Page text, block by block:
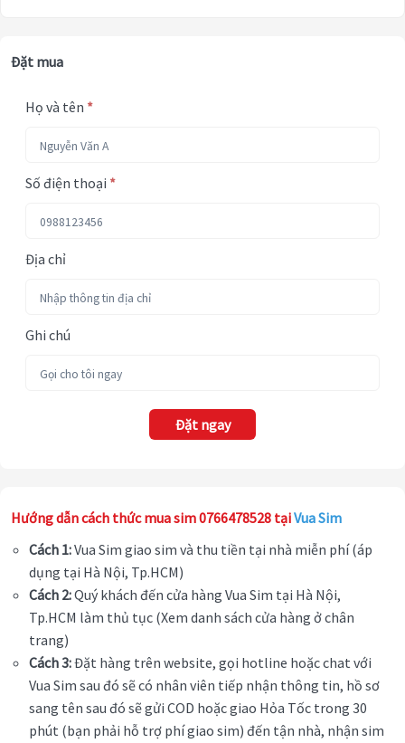
Đặt mua
Họ và tên *
Số điện thoại *
Địa chỉ
Ghi chú
Đặt ngay
Hướng dẫn cách thức mua sim 0766478528 tạiVua Sim
Cách 1:Vua Sim giao sim và thu tiền tại nhà miễn phí (áp
dụng tại Hà Nội, Tp.HCM)
Cách 2:Quý khách đến cửa hàng Vua Sim tại Hà Nội,
Tp.HCM làm thủ tục (Xem danh sách cửa hàng ở chân
trang)
Cách 3:Đặt hàng trên website, gọi hotline hoặc chat với
Vua Sim sau đó sẽ có nhân viên tiếp nhận thông tin, hồ sơ
sang tên sau đó sẽ gửi COD hoặc giao Hỏa Tốc trong 30
phút (bạn phải hỗ trợ phí giao sim) đến tận nhà, nhận sim